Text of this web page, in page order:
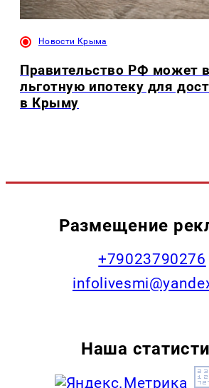
Новости Крыма
Правительство РФ может
льготную ипотеку для
в Крыму
Размещение
+79023790276
Наша